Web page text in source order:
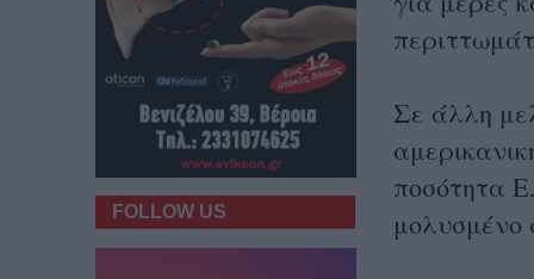
Σε άλλη
ποσότητα
μολυσμένο
FOLLOW US